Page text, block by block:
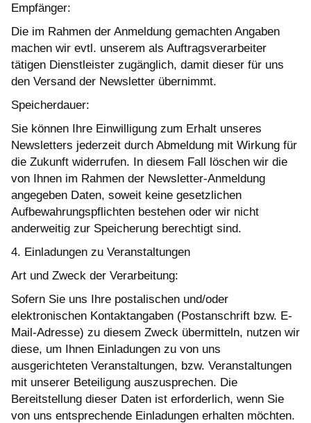
Empfänger:
Die im Rahmen der Anmeldung gemachten Angaben
machen wir evtl. unserem als Auftragsverarbeiter
tätigen Dienstleister zugänglich, damit dieser für uns
den Versand der Newsletter übernimmt.
Speicherdauer:
Sie können Ihre Einwilligung zum Erhalt unseres
Newsletters jederzeit durch Abmeldung mit Wirkung für
die Zukunft widerrufen. In diesem Fall löschen wir die
von Ihnen im Rahmen der Newsletter-Anmeldung
angegeben Daten, soweit keine gesetzlichen
Aufbewahrungspflichten bestehen oder wir nicht
anderweitig zur Speicherung berechtigt sind.
4. Einladungen zu Veranstaltungen
Art und Zweck der Verarbeitung:
Sofern Sie uns Ihre postalischen und/oder
elektronischen Kontaktangaben (Postanschrift bzw. E-
Mail-Adresse) zu diesem Zweck übermitteln, nutzen wir
diese, um Ihnen Einladungen zu von uns
ausgerichteten Veranstaltungen, bzw. Veranstaltungen
mit unserer Beteiligung auszusprechen. Die
Bereitstellung dieser Daten ist erforderlich, wenn Sie
von uns entsprechende Einladungen erhalten möchten.